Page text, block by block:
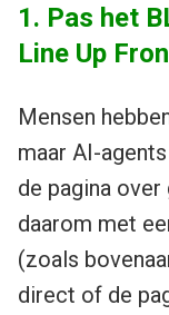
1. Pas het
Line Up
Mensen
maar AI-
de pagina
daarom met
(zoals
direct of de